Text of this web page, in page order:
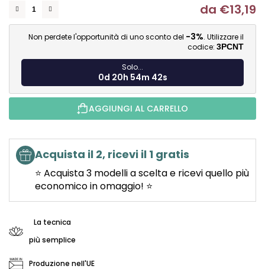
da €13,19
Non perdete l'opportunità di uno sconto del -3%. Utilizzare il
codice: 3PCNT
Solo...
0d 20h 54m 41s
AGGIUNGI AL CARRELLO
Acquista il 2, ricevi il 1 gratis
⭐ Acquista 3 modelli a scelta e ricevi quello più
economico in omaggio! ⭐
La tecnica
più semplice
Produzione nell'UE